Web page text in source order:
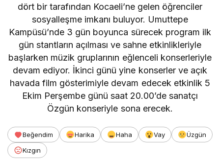
dört bir tarafından Kocaeli’ne gelen öğrenciler
sosyalleşme imkanı buluyor. Umuttepe
Kampüsü’nde 3 gün boyunca sürecek program ilk
gün stantların açılması ve sahne etkinlikleriyle
başlarken müzik gruplarının eğlenceli konserleriyle
devam ediyor. İkinci günü yine konserler ve açık
havada film gösterimiyle devam edecek etkinlik 5
Ekim Perşembe günü saat 20.00’de sanatçı
Özgün konseriyle sona erecek.
Beğendim Harika Haha Vay
Üzgün
Kızgın